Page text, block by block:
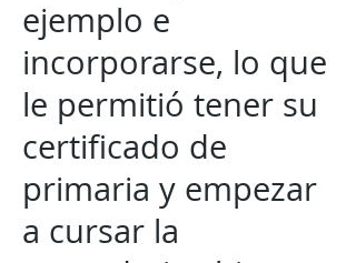
ejemplo e
incorporarse, lo que
le permitió tener su
certificado de
primaria y empezar
a cursar la